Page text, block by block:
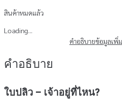
สินค้าหมดแล้ว
Loading...
คำอธิบายข้อมูลเพิ่
คำอธิบาย
ใบปลิว – เจ้าอยู่ที่ไหน?